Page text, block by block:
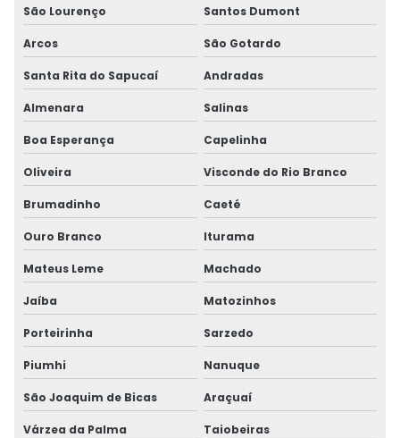
São Lourenço Santos Dumont
Arcos São Gotardo
Santa Rita do Sapucaí Andradas
Almenara Salinas
Boa Esperança Capelinha
Oliveira Visconde do Rio Branco
Brumadinho Caeté
Ouro Branco Iturama
Mateus Leme Machado
Jaíba Matozinhos
Porteirinha Sarzedo
Piumhi Nanuque
São Joaquim de Bicas Araçuaí
Várzea da Palma Taiobeiras